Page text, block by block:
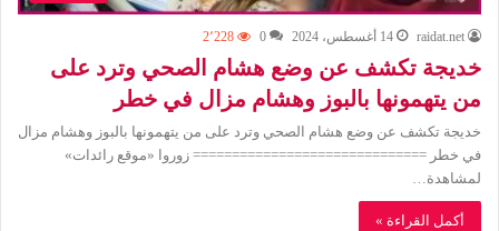
raidat.net 14 أغسطس، 2024 0 2٬228
خديجة تكشف عن وضع هشام الصحي وترد على
من يتهمونها بالبوز وهشام مزال في خطر
خديجة تكشف عن وضع هشام الصحي وترد على من يتهمونها بالبوز وهشام مزال
في خطر ============================== زوروا «موقع رائدات»
لمشاهدة…
أكمل القراءة »